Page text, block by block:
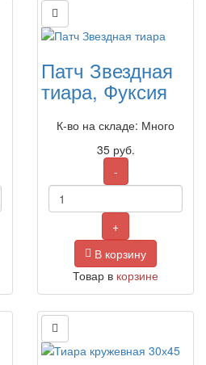
Патч Звездная
тиара, Фуксия
К-во на складе: Много
35 руб.
-
+
В корзину
Товар в корзине